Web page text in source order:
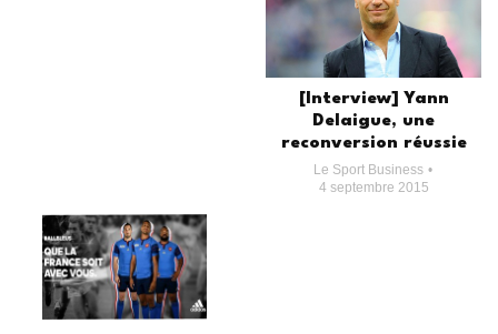
[Interview] Yann
Delaigue, une
reconversion réussie
Le Sport Business
4 septembre 2015